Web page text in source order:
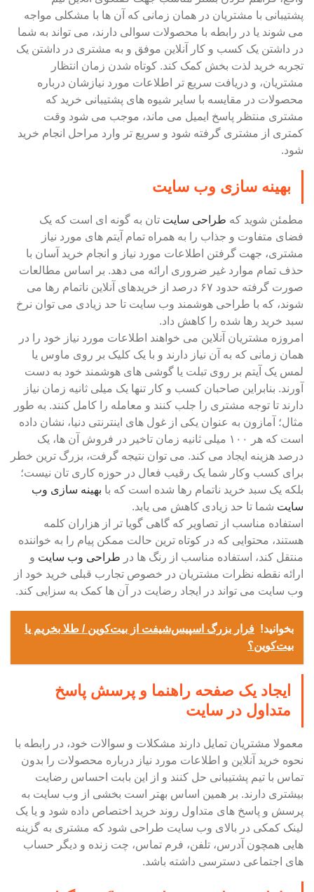
پشتیبانی با مشتریان در همان زمانی که آن ها با مشکلی مواجه
می شوند یا در رابطه با محصولات سوالی دارند، می تواند به شما
در داشتن یک کسب و کار آنلاین موفق و به مشتری در داشتن یک
تجربه خرید لذت بخش کمک کند. کوتاه شدن زمان انتظار
مشتریان، و دریافت سریع تر اطلاعات مورد نیازشان درباره
محصولات در مقایسه با سایر شیوه های پشتیبانی خرید که
مشتری منتظر پاسخ ایمیل می ماند، موجب می شود وقت
کمتری از مشتری گرفته شود و سریع تر وارد مراحل انجام خرید
شود.
بهینه سازی وب سایت
مطمئن شوید که طراحی سایت تان به گونه ای است که یک
فضای متفاوت و جذاب را به همراه تمام آیتم های مورد نیاز
مشتری، جهت گرفتن اطلاعات مورد نیاز و انجام خرید آسان با
حذف تمام موارد غیر ضروری ارائه می دهد. بر اساس مطالعات
صورت گرفته حدود ۶۷ درصد از خریدهای آنلاین ناتمام رها می
شوند، که با طراحی هوشمند وب سایت تا حد زیادی می توان نرخ
سبد خرید رها شده را کاهش داد.
امروزه مشتریان آنلاین می خواهند اطلاعات مورد نیاز خود را در
همان زمانی که به آن نیاز دارند و با یک کلیک بر روی ماوس یا
لمس یک آیتم بر روی تبلت یا گوشی های هوشمند خود به دست
آورند. بنابراین صاحبان کسب و کار تنها یک میلی ثانیه زمان نیاز
دارند تا توجه مشتری را جلب کنند و معامله را کامل کنند. به طور
مثال؛ آمازون به عنوان یکی از غول های اینترنتی دنیا، نشان داده
است که هر ۱۰۰ میلی ثانیه زمان تاخیر در فروش آن ها، یک
درصد هزینه ایجاد می کند. می توان نتیجه گرفت، بزرگ ترین خطر
برای کسب وکار شما یک رقیب فعال در حوزه کاری تان نیست؛
بلکه یک سبد خرید ناتمام رها شده است که با بهینه سازی وب
سایت شما تا حد زیادی کاهش می یابد.
استفاده مناسب از تصاویر که گاهی گویا تر از هزاران کلمه
هستند، محتوایی که در کوتاه ترین حالت ممکن پیام را به خواننده
منتقل کند، استفاده مناسب از رنگ ها در طراحی وب سایت و
ارائه نقطه نظرات مشتریان در خصوص تجارب قبلی خرید خود از
وب سایت می تواند در ایجاد رضایت در آن ها کمک به سزایی کند.
بخوانید! فرار بزرگ اسپیس‌شیفت از بیت‌کوین / طلا بخریم یا
بیت‌کوین؟
ایجاد یک صفحه راهنما و پرسش پاسخ
متداول در سایت
معمولا مشتریان تمایل دارند مشکلات و سوالات خود، در رابطه با
نحوه خرید آنلاین و اطلاعات مورد نیاز درباره محصولات را بدون
تماس با تیم پشتیبانی حل کنند و از این بابت احساس رضایت
بیشتری دارند. بر همین اساس بهتر است بخشی از وب سایت به
پرسش و پاسخ های متداول روند خرید اختصاص داده شود و یا یک
لینک کمکی در بالای وب سایت طراحی شود که مشتری به گزینه
هایی همچون آدرس، تلفن، فرم تماس، چت زنده و دیگر حساب
های اجتماعی دسترسی داشته باشد.